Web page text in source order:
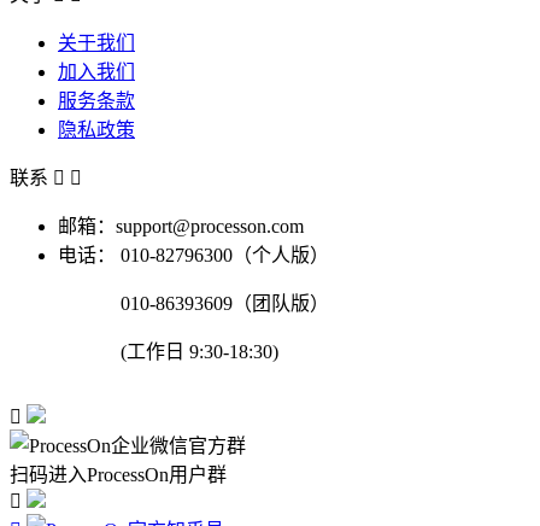
关于我们
加入我们
服务条款
隐私政策
联系  
邮箱：support@processon.com
电话：
010-82796300（个人版）
010-86393609（团队版）
(工作日 9:30-18:30)

扫码进入ProcessOn用户群
